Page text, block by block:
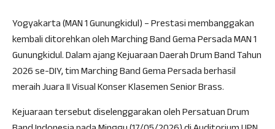
Yogyakarta (MAN 1 Gunungkidul) – Prestasi membanggakan
kembali ditorehkan oleh Marching Band Gema Persada MAN 1
Gunungkidul. Dalam ajang Kejuaraan Daerah Drum Band Tahun
2026 se-DIY, tim Marching Band Gema Persada berhasil
meraih Juara II Visual Konser Klasemen Senior Brass.
Kejuaraan tersebut diselenggarakan oleh Persatuan Drum